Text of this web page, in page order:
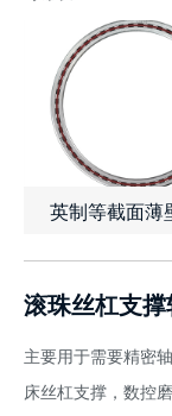
英制等截面薄
查看详情
滚珠丝杠支撑
主要用于需要精密
床丝杠支撑，数控